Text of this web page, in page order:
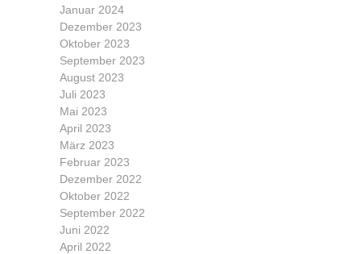
Januar 2024
Dezember 2023
Oktober 2023
September 2023
August 2023
Juli 2023
Mai 2023
April 2023
März 2023
Februar 2023
Dezember 2022
Oktober 2022
September 2022
Juni 2022
April 2022